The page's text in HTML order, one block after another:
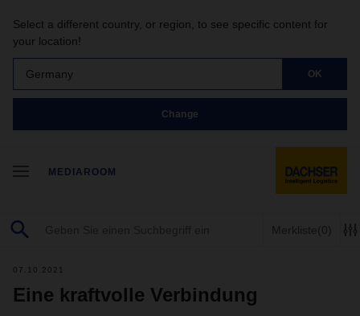
Select a different country, or region, to see specific content for
your location!
Germany OK
Change
MEDIAROOM
Merkliste(0)
07.10.2021
Eine kraftvolle Verbindung